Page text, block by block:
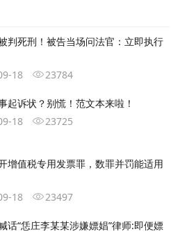
判死刑！被告当场问法官：立即执行
18
23784
起诉状？别慌！范文本来啦！
18
23725
增值税专用发票罪，数罪并罚能适用
18
23497
话“恁庄李某某涉嫌嫖娼”律师:即便嫖